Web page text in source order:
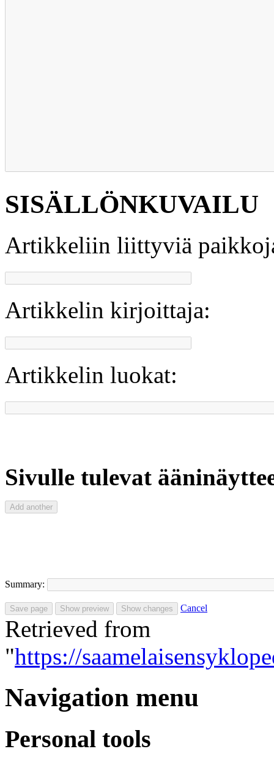
SISÄLLÖNKUVAILU
Artikkeliin liittyviä
Artikkelin kirjoittaja:
Artikkelin luokat:
Sivulle tulevat
Summary:
Cancel
Retrieved from
"https://
Navigation menu
Personal tools